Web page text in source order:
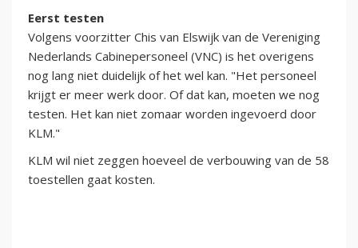
Eerst testen
Volgens voorzitter Chis van Elswijk van de Vereniging
Nederlands Cabinepersoneel (VNC) is het overigens
nog lang niet duidelijk of het wel kan. "Het personeel
krijgt er meer werk door. Of dat kan, moeten we nog
testen. Het kan niet zomaar worden ingevoerd door
KLM."
KLM wil niet zeggen hoeveel de verbouwing van de 58
toestellen gaat kosten.